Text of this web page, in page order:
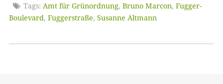
Tags: Amt für Grünordnung, Bruno Marcon, Fugger-
Boulevard, Fuggerstraße, Susanne Altmann